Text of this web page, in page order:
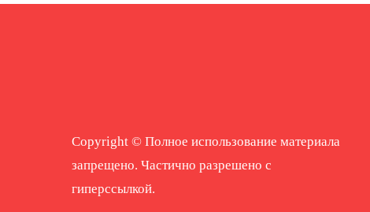
Copyright © Полное использование материала
запрещено. Частично разрешено с
гиперссылкой.